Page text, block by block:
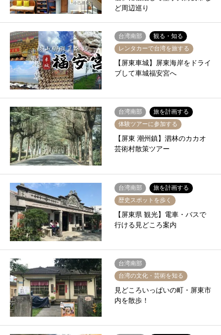
ど周辺巡り
台湾南部
観る・知る
レンタカーで台湾を旅する
【屏東車城】屏東海岸をドライ
ブして車城福安宮へ
台湾南部
旅を計画する
体験ツアーに参加する
【屏東 潮州鎮】泗林のカカオ
芸術村散策ツアー
台湾南部
旅を計画する
歴史スポットを歩く
【屏東県 観光】電車・バスで
行ける見どころ案内
台湾南部
台湾の文化・芸術を知る
見どころいっぱいの町・屏東市
内を散歩！